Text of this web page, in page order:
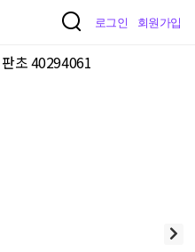
로그인 회원가입